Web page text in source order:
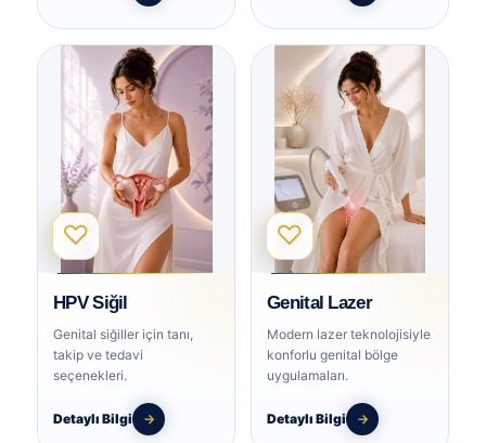
♡
HPV Siğil
Genital siğiller için tanı,
takip ve tedavi
seçenekleri.
Detaylı Bilgi →
♡
Genital Lazer
Modern lazer teknolojisiyle
konforlu genital bölge
uygulamaları.
Detaylı Bilgi →